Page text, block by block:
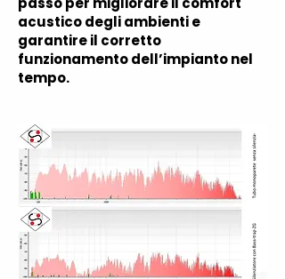
acustico degli ambienti e
garantire il corretto
funzionamento dell’impianto nel
tempo.